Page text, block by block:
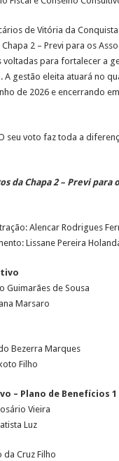
de Vitória da Conquista
2 – Previ para os
voltadas para fortalecer a
A gestão eleita atuará no
de 2026 e encerrando
seu voto faz toda a
da Chapa 2 – Previ para
Alencar Rodrigues
Lissane Pereira
Guimarães de Sousa
Marsaro
Bezerra Marques
Filho
– Plano de Benefícios 1
Vieira
Luz
da Cruz Filho